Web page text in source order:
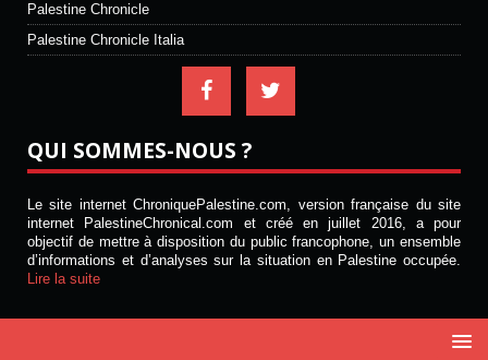
Palestine Chronicle
Palestine Chronicle Italia
QUI SOMMES-NOUS ?
Le site internet ChroniquePalestine.com, version française du site
internet PalestineChronical.com et créé en juillet 2016, a pour
objectif de mettre à disposition du public francophone, un ensemble
d’informations et d’analyses sur la situation en Palestine occupée.
Lire la suite